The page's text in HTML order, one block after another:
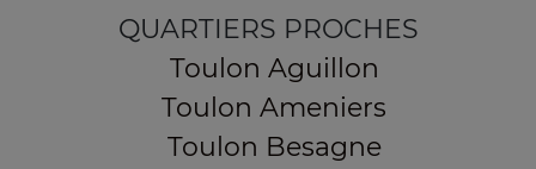
QUARTIERS PROCHES
Toulon Aguillon
Toulon Ameniers
Toulon Besagne